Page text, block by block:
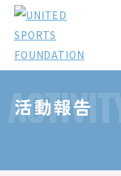
ACTIVITY
活動報告